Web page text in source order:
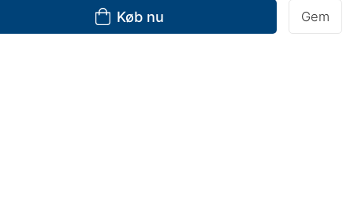
Køb nu Gem